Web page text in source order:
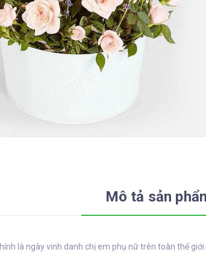
Mô tả sản
là ngày vinh danh chị em phụ nữ trên toàn thế